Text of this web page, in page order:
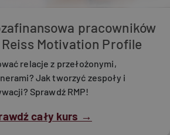
pracowników
Motivation Profile
relacje z przełożonymi,
Jak tworzyć zespoły i
Sprawdź RMP!
cały kurs →